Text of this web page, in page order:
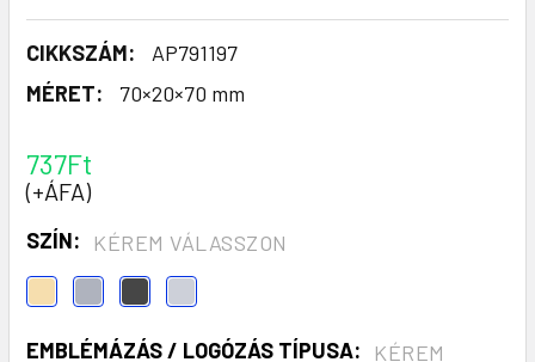
CIKKSZÁM:
AP791197
MÉRET:
70×20×70 mm
737Ft
(+ÁFA)
SZÍN: KÉREM VÁLASSZON
EMBLÉMÁZÁS / LOGÓZÁS TÍPUSA:
KÉREM